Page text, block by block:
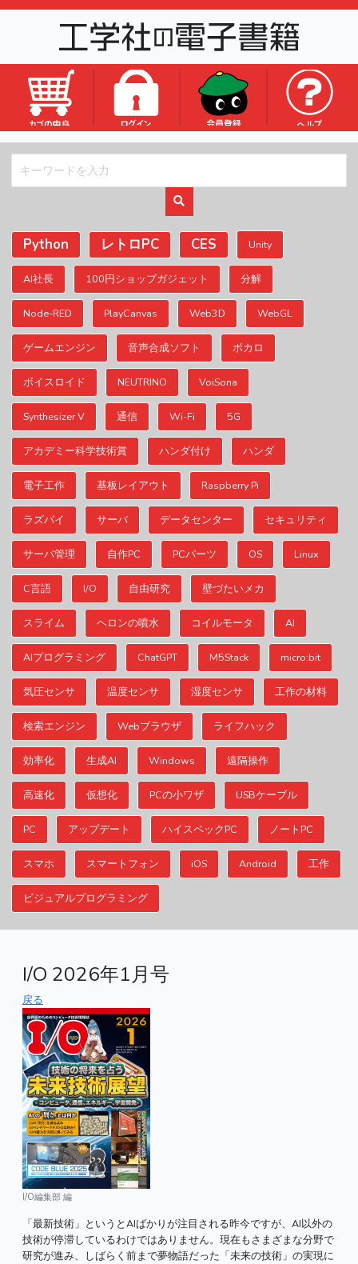
Python レトロPC CES Unity
AI社長 100円ショップガジェット 分解
Node-RED PlayCanvas Web3D WebGL
ゲームエンジン 音声合成ソフト ボカロ
ボイスロイド NEUTRINO VoiSona
Synthesizer V 通信 Wi-Fi 5G
アカデミー科学技術賞 ハンダ付け ハンダ
電子工作 基板レイアウト Raspberry Pi
ラズパイ サーバ データセンター セキュリティ
サーバ管理 自作PC PCパーツ OS Linux
C言語 I/O 自由研究 壁づたいメカ
スライム ヘロンの噴水 コイルモータ AI
AIプログラミング ChatGPT M5Stack micro:bit
気圧センサ 温度センサ 湿度センサ 工作の材料
検索エンジン Webブラウザ ライフハック
効率化 生成AI Windows 遠隔操作
高速化 仮想化 PCの小ワザ USBケーブル
PC アップデート ハイスペックPC ノートPC
スマホ スマートフォン iOS Android 工作
ビジュアルプログラミング
I/O 2026年1月号
戻る
I/O編集部 編
「最新技術」というとAIばかりが注目される昨今ですが、AI以外の
技術が停滞しているわけではありません。現在もさまざまな分野で
研究が進み、しばらく前まで夢物語だった「未来の技術」の実現に